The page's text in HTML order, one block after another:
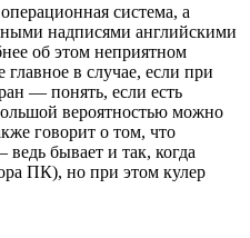
система, а
надписями английскими
об этом неприятном
в случае, если при
— понять, если есть
вероятностью можно
говорит о том, что
бывает и так, когда
ПК), но при этом кулер